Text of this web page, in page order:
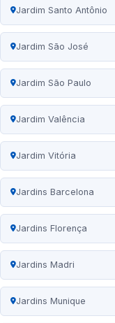
Jardim Santo Antônio
Jardim São José
Jardim São Paulo
Jardim Valência
Jardim Vitória
Jardins Barcelona
Jardins Florença
Jardins Madri
Jardins Munique